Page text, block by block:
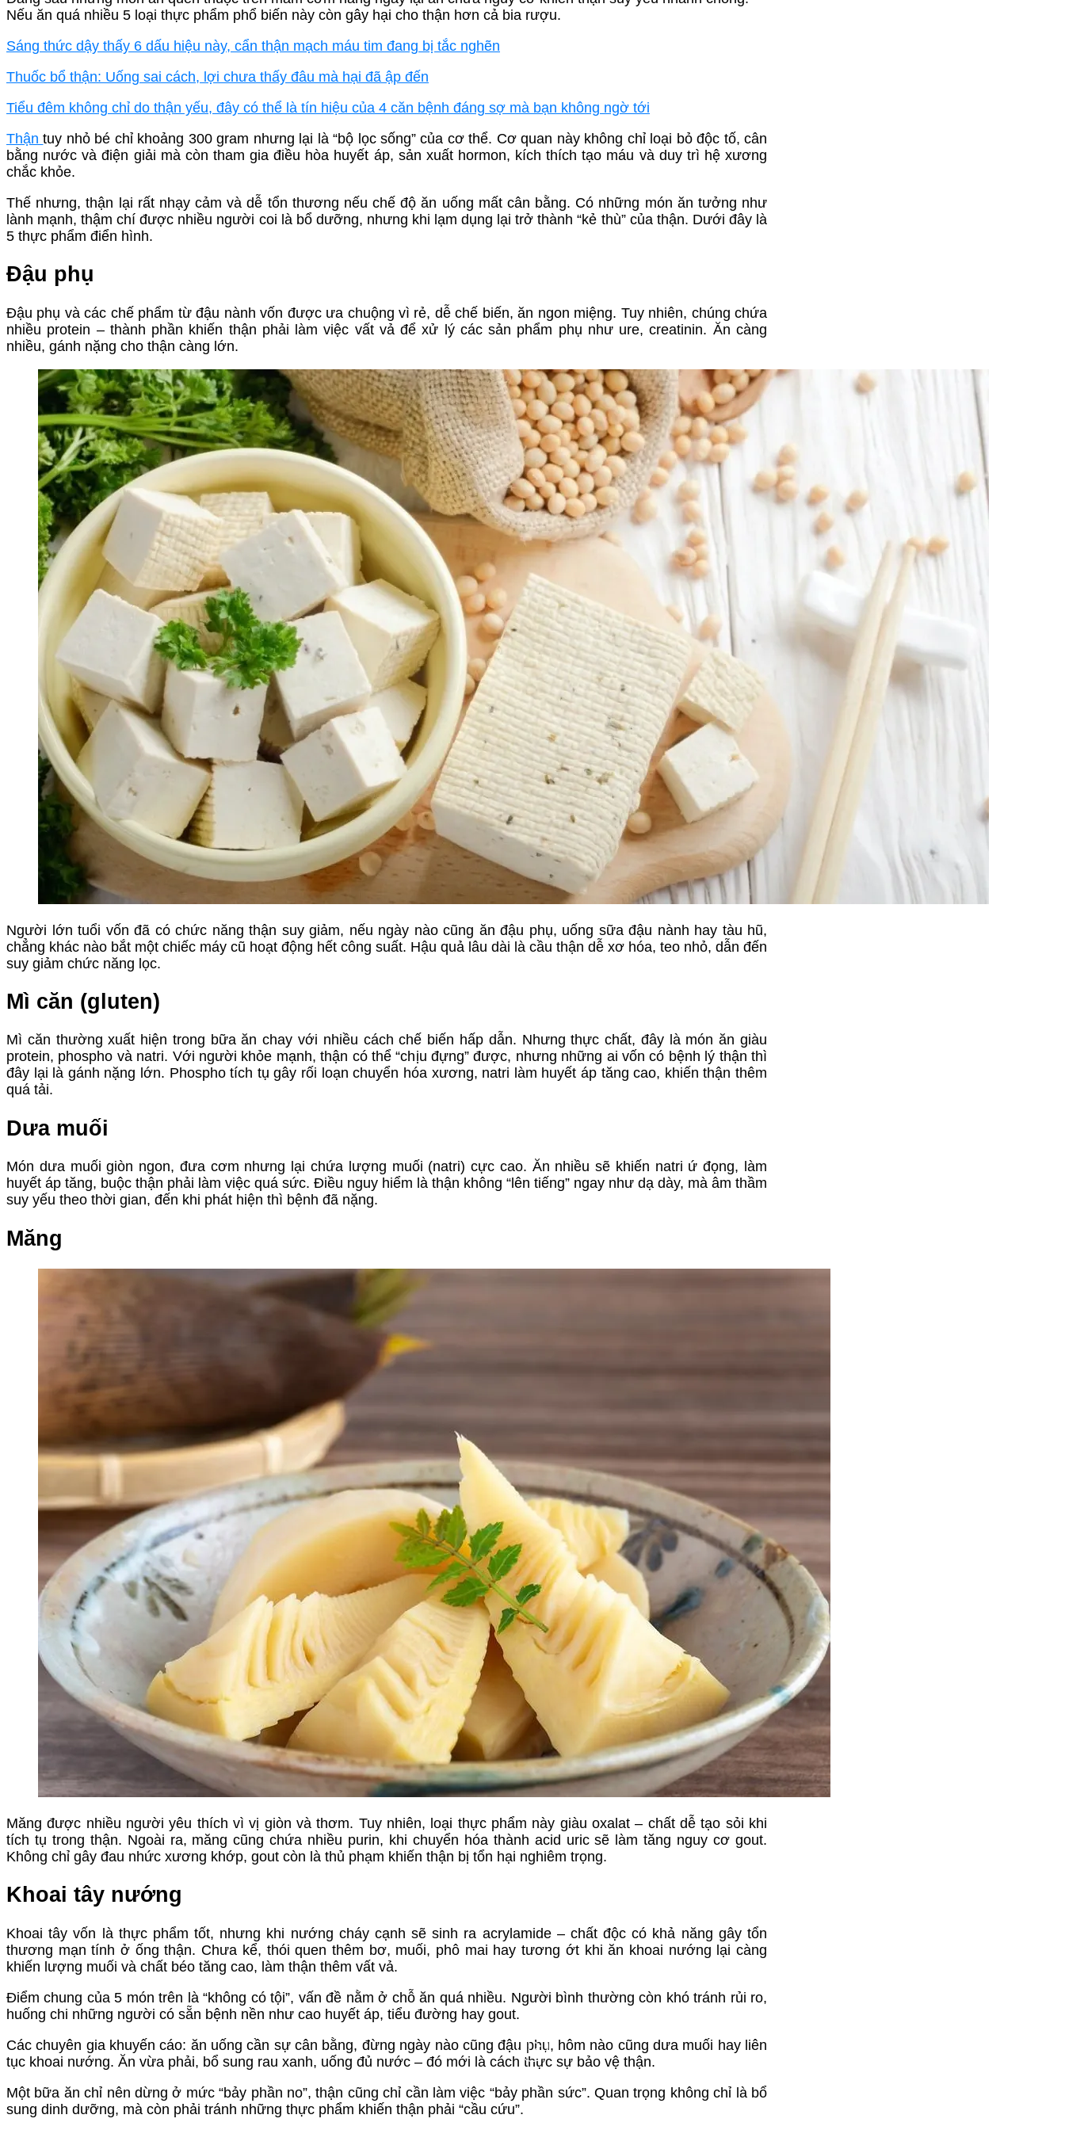
Nếu ăn quá nhiều 5 loại thực phẩm phổ biến này còn gây hại cho thận hơn cả bia rượu.
Sáng thức dậy thấy 6 dấu hiệu này, cẩn thận mạch máu tim đang bị tắc nghẽn
Thuốc bổ thận: Uống sai cách, lợi chưa thấy đâu mà hại đã ập đến
Tiểu đêm không chỉ do thận yếu, đây có thể là tín hiệu của 4 căn bệnh đáng sợ mà bạn không ngờ tới
Thậntuy nhỏ bé chỉ khoảng 300 gram nhưng lại là “bộ lọc sống” của cơ thể. Cơ quan này không chỉ loại bỏ độc tố, cân
bằng nước và điện giải mà còn tham gia điều hòa huyết áp, sản xuất hormon, kích thích tạo máu và duy trì hệ xương
chắc khỏe.
Thế nhưng, thận lại rất nhạy cảm và dễ tổn thương nếu chế độ ăn uống mất cân bằng. Có những món ăn tưởng như
lành mạnh, thậm chí được nhiều người coi là bổ dưỡng, nhưng khi lạm dụng lại trở thành “kẻ thù” của thận. Dưới đây là
5 thực phẩm điển hình.
Đậu phụ
Đậu phụ và các chế phẩm từ đậu nành vốn được ưa chuộng vì rẻ, dễ chế biến, ăn ngon miệng. Tuy nhiên, chúng chứa
nhiều protein – thành phần khiến thận phải làm việc vất vả để xử lý các sản phẩm phụ như ure, creatinin. Ăn càng
nhiều, gánh nặng cho thận càng lớn.
Người lớn tuổi vốn đã có chức năng thận suy giảm, nếu ngày nào cũng ăn đậu phụ, uống sữa đậu nành hay tàu hũ,
chẳng khác nào bắt một chiếc máy cũ hoạt động hết công suất. Hậu quả lâu dài là cầu thận dễ xơ hóa, teo nhỏ, dẫn đến
suy giảm chức năng lọc.
Mì căn (gluten)
Mì căn thường xuất hiện trong bữa ăn chay với nhiều cách chế biến hấp dẫn. Nhưng thực chất, đây là món ăn giàu
protein, phospho và natri. Với người khỏe mạnh, thận có thể “chịu đựng” được, nhưng những ai vốn có bệnh lý thận thì
đây lại là gánh nặng lớn. Phospho tích tụ gây rối loạn chuyển hóa xương, natri làm huyết áp tăng cao, khiến thận thêm
quá tải.
Dưa muối
Món dưa muối giòn ngon, đưa cơm nhưng lại chứa lượng muối (natri) cực cao. Ăn nhiều sẽ khiến natri ứ đọng, làm
huyết áp tăng, buộc thận phải làm việc quá sức. Điều nguy hiểm là thận không “lên tiếng” ngay như dạ dày, mà âm thầm
suy yếu theo thời gian, đến khi phát hiện thì bệnh đã nặng.
Măng
Măng được nhiều người yêu thích vì vị giòn và thơm. Tuy nhiên, loại thực phẩm này giàu oxalat – chất dễ tạo sỏi khi
tích tụ trong thận. Ngoài ra, măng cũng chứa nhiều purin, khi chuyển hóa thành acid uric sẽ làm tăng nguy cơ gout.
Không chỉ gây đau nhức xương khớp, gout còn là thủ phạm khiến thận bị tổn hại nghiêm trọng.
Khoai tây nướng
Khoai tây vốn là thực phẩm tốt, nhưng khi nướng cháy cạnh sẽ sinh ra acrylamide – chất độc có khả năng gây tổn
thương mạn tính ở ống thận. Chưa kể, thói quen thêm bơ, muối, phô mai hay tương ớt khi ăn khoai nướng lại càng
khiến lượng muối và chất béo tăng cao, làm thận thêm vất vả.
Điểm chung của 5 món trên là “không có tội”, vấn đề nằm ở chỗ ăn quá nhiều. Người bình thường còn khó tránh rủi ro,
huống chi những người có sẵn bệnh nền như cao huyết áp, tiểu đường hay gout.
Các chuyên gia khuyến cáo: ăn uống cần sự cân bằng, đừng ngày nào cũng đậu phụ, hôm nào cũng dưa muối hay liên
tục khoai nướng. Ăn vừa phải, bổ sung rau xanh, uống đủ nước – đó mới là cách thực sự bảo vệ thận.
Một bữa ăn chỉ nên dừng ở mức “bảy phần no”, thận cũng chỉ cần làm việc “bảy phần sức”. Quan trọng không chỉ là bổ
sung dinh dưỡng, mà còn phải tránh những thực phẩm khiến thận phải “cầu cứu”.